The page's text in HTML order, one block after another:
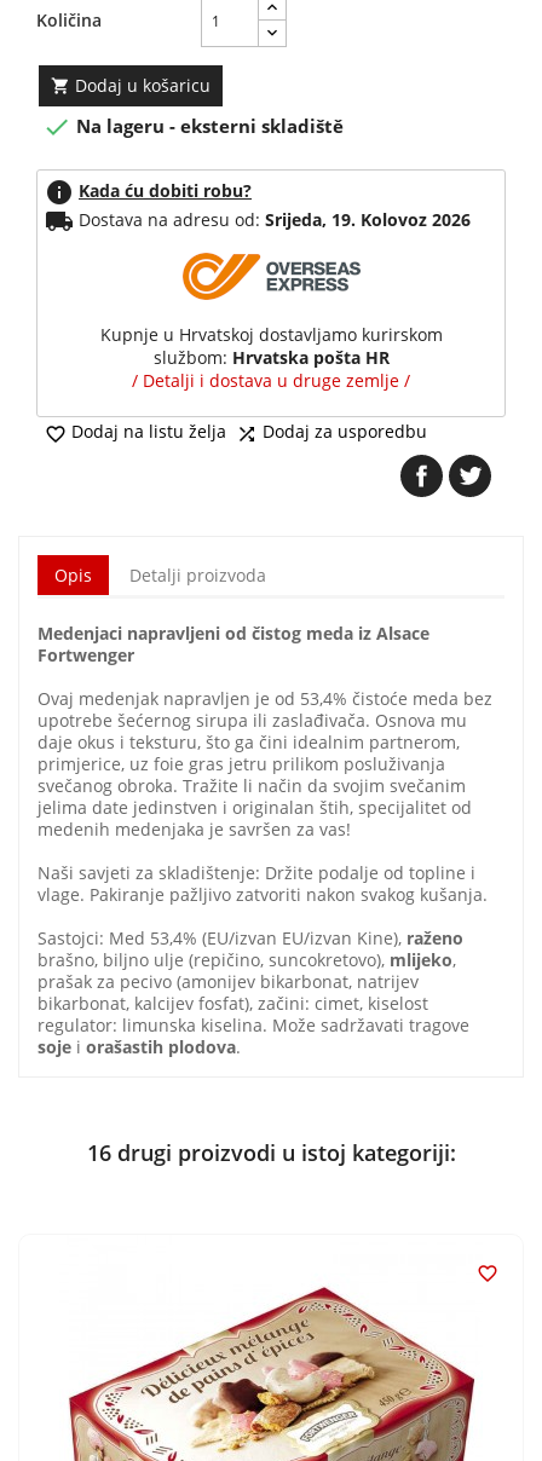
Količina
 Dodaj u košaricu
 Na lageru - eksterni skladiště
info Kada ću dobiti robu?
local_shipping Dostava na adresu od: Srijeda, 19. Kolovoz 2026
Kupnje u Hrvatskoj dostavljamo kurirskom
službom: Hrvatska pošta HR
/ Detalji i dostava u druge zemlje /
 Dodaj na listu želja  Dodaj za usporedbu
Opis Detalji proizvoda
Medenjaci napravljeni od čistog meda iz Alsace
Fortwenger
Ovaj medenjak napravljen je od 53,4% čistoće meda bez
upotrebe šećernog sirupa ili zaslađivača. Osnova mu
daje okus i teksturu, što ga čini idealnim partnerom,
primjerice, uz foie gras jetru prilikom posluživanja
svečanog obroka. Tražite li način da svojim svečanim
jelima date jedinstven i originalan štih, specijalitet od
medenih medenjaka je savršen za vas!
Naši savjeti za skladištenje: Držite podalje od topline i
vlage. Pakiranje pažljivo zatvoriti nakon svakog kušanja.
Sastojci: Med 53,4% ​​(EU/izvan EU/izvan Kine), raženo
brašno, biljno ulje (repičino, suncokretovo), mlijeko,
prašak za pecivo (amonijev bikarbonat, natrijev
bikarbonat, kalcijev fosfat), začini: cimet, kiselost
regulator: limunska kiselina. Može sadržavati tragove
soje i orašastih plodova.
16 drugi proizvodi u istoj kategoriji:
